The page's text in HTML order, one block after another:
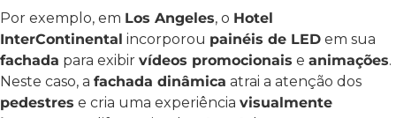
Por exemplo, em Los Angeles, o Hotel
InterContinental incorporou painéis de LED em sua
fachada para exibir vídeos promocionais e animações.
Neste caso, a fachada dinâmica atrai a atenção dos
pedestres e cria uma experiência visualmente